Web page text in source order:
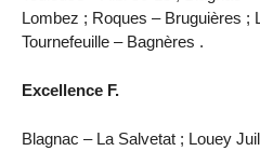
Lombez ; Roques – Bruguières ;
Tournefeuille – Bagnères .
Excellence F.
Blagnac – La Salvetat ; Louey